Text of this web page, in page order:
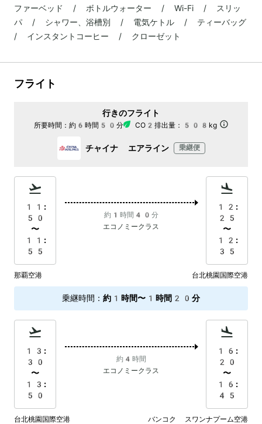
ファーベッド / ボトルウォーター / Wi-Fi / スリッ
パ / シャワー、浴槽別 / 電気ケトル / ティーバッグ
/ インスタントコーヒー / クローゼット
フライト
行きのフライト
所要時間： 約6時間50分 CO2排出量： 508kg
チャイナ エアライン 乗継便
11:
50
〜
11:
55
約1時間40分
エコノミークラス
12:
25
〜
12:
35
那覇空港 台北桃園国際空港
乗継時間 ： 約1時間〜1時間20分
13:
30
〜
13:
50
約4時間
エコノミークラス
16:
20
〜
16:
45
台北桃園国際空港 バンコク スワンナプーム空港